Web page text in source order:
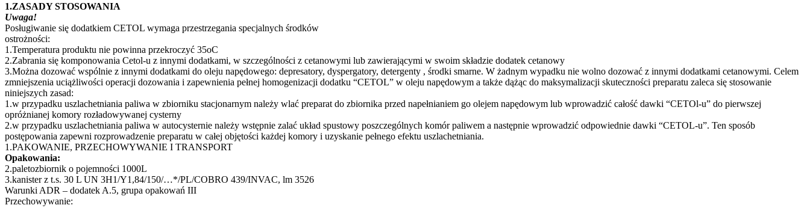
1.ZASADY STOSOWANIA
Uwaga!
Posługiwanie się dodatkiem CETOL wymaga przestrzegania specjalnych środków
ostrożności:
1.Temperatura produktu nie powinna przekroczyć 35oC
2.Zabrania się komponowania Cetol-u z innymi dodatkami, w szczególności z cetanowymi lub zawierającymi w swoim składzie dodatek cetanowy
3.Można dozować wspólnie z innymi dodatkami do oleju napędowego: depresatory, dyspergatory, detergenty , środki smarne. W żadnym wypadku nie wolno dozować z innymi dodatkami cetanowymi. Celem
zmniejszenia uciążliwości operacji dozowania i zapewnienia pełnej homogenizacji dodatku “CETOL” w oleju napędowym a także dążąc do maksymalizacji skuteczności preparatu zaleca się stosowanie
niniejszych zasad:
1.w przypadku uszlachetniania paliwa w zbiorniku stacjonarnym należy wlać preparat do zbiornika przed napełnianiem go olejem napędowym lub wprowadzić całość dawki “CETOl-u” do pierwszej
opróżnianej komory rozładowywanej cysterny
2.w przypadku uszlachetniania paliwa w autocysternie należy wstępnie zalać układ spustowy poszczególnych komór paliwem a następnie wprowadzić odpowiednie dawki “CETOL-u”. Ten sposób
postępowania zapewni rozprowadzenie preparatu w całej objętości każdej komory i uzyskanie pełnego efektu uszlachetniania.
1.PAKOWANIE, PRZECHOWYWANIE I TRANSPORT
Opakowania:
2.paletozbiornik o pojemności 1000L
3.kanister z t.s. 30 L UN 3H1/Y1,84/150/…*/PL/COBRO 439/INVAC, lm 3526
Warunki ADR – dodatek A.5, grupa opakowań III
Przechowywanie: